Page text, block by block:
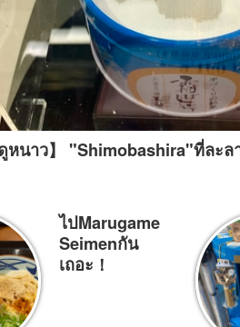
ดูหนาว】 "Shimobashira"ที่ละล
ไปMarugame
Seimenกัน
เถอะ！